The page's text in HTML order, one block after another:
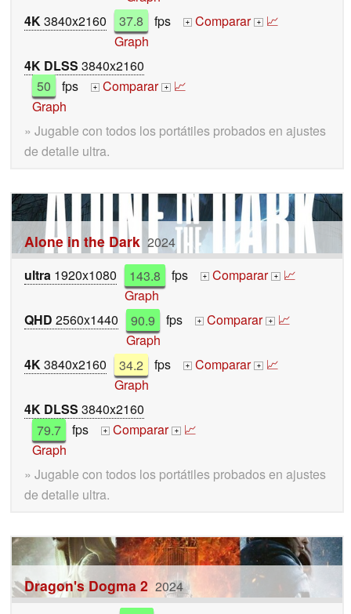
4K3840x2160 37.8 fps + Comparar + 📈
Graph
4K DLSS 3840x2160
50
fps + Comparar + 📈
Graph
» Jugable con todos los portátiles probados en ajustes
de detalle ultra.
Alone in the Dark 2024
ultra 1920x1080 143.8 fps + Comparar + 📈
Graph
QHD 2560x1440 90.9 fps + Comparar + 📈
Graph
4K3840x2160 34.2 fps + Comparar + 📈
Graph
4K DLSS 3840x2160
79.7
fps + Comparar + 📈
Graph
» Jugable con todos los portátiles probados en ajustes
de detalle ultra.
Dragon's Dogma 2 2024